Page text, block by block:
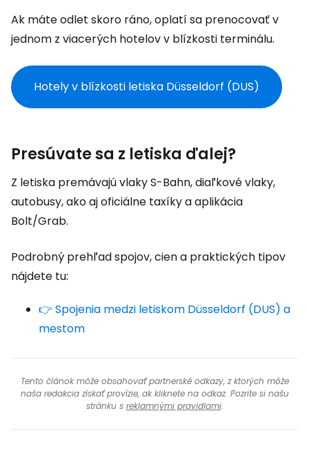
Ak máte odlet skoro ráno, oplatí sa prenocovať v
jednom z viacerých hotelov v blízkosti terminálu.
Hotely v blízkosti letiska Düsseldorf (DUS)
Presúvate sa z letiska ďalej?
Z letiska premávajú vlaky S-Bahn, diaľkové vlaky,
autobusy, ako aj oficiálne taxíky a aplikácia
Bolt/Grab.
Podrobný prehľad spojov, cien a praktických tipov
nájdete tu:
👉 Spojenia medzi letiskom Düsseldorf (DUS) a
mestom
Tento článok môže obsahovať partnerské odkazy, z ktorých môže
naša redakcia získať provízie, ak kliknete na odkaz. Pozrite si našu
stránku s reklamnými pravidlami.